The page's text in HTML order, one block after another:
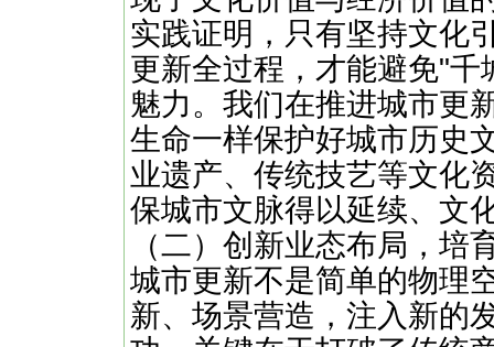
实践证明，只有坚持文化
更新全过程，才能避免"
魅力。我们在推进城市更
生命一样保护好城市历史
业遗产、传统技艺等文化
保城市文脉得以延续、文
（二）创新业态布局，培
城市更新不是简单的物理
新、场景营造，注入新的